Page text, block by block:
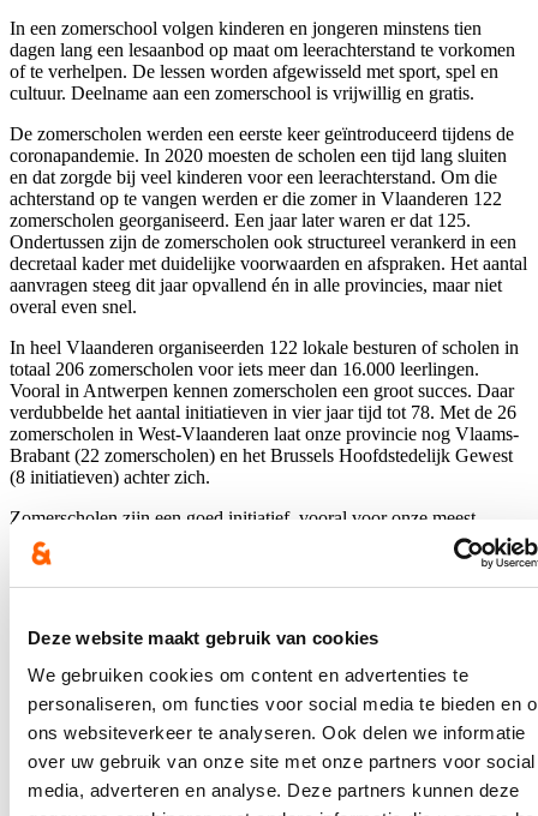
Deze website maakt gebruik van cookies
We gebruiken cookies om content en advertenties te
personaliseren, om functies voor social media te bieden en
ons websiteverkeer te analyseren. Ook delen we informatie
over uw gebruik van onze site met onze partners voor social
media, adverteren en analyse. Deze partners kunnen deze
In een zomerschool volgen kinderen en jongeren minstens tien
dagen lang een lesaanbod op maat om leerachterstand te vorkomen
of te verhelpen. De lessen worden afgewisseld met sport, spel en
cultuur. Deelname aan een zomerschool is vrijwillig en gratis.
De zomerscholen werden een eerste keer geïntroduceerd tijdens de
coronapandemie. In 2020 moesten de scholen een tijd lang sluiten
en dat zorgde bij veel kinderen voor een leerachterstand. Om die
achterstand op te vangen werden er die zomer in Vlaanderen 122
zomerscholen georganiseerd. Een jaar later waren er dat 125.
Ondertussen zijn de zomerscholen ook structureel verankerd in een
decretaal kader met duidelijke voorwaarden en afspraken. Het aantal
aanvragen steeg dit jaar opvallend én in alle provincies, maar niet
overal even snel.
In heel Vlaanderen organiseerden 122 lokale besturen of scholen in
totaal 206 zomerscholen voor iets meer dan 16.000 leerlingen.
Vooral in Antwerpen kennen zomerscholen een groot succes. Daar
verdubbelde het aantal initiatieven in vier jaar tijd tot 78. Met de 26
zomerscholen in West-Vlaanderen laat onze provincie nog Vlaams-
Brabant (22 zomerscholen) en het Brussels Hoofdstedelijk Gewest
(8 initiatieven) achter zich.
Zomerscholen zijn een goed initiatief, vooral voor onze meest
kwetsbare kinderen,’ vindt Loes Vandromme. ‘Maar het is niet
zaligmakend natuurlijk. We bereiken een deel van de kwetsbare
kinderen, maar lang niet allemaal. Zomerscholen hebben in onze
extra ondersteuning in de klas: tijdens de lesuren en tussen de
klasmuren,’ besluit Vandromme.
Blijf je graag op de hoogte?
Ontvang mijn nieuwsbrief.